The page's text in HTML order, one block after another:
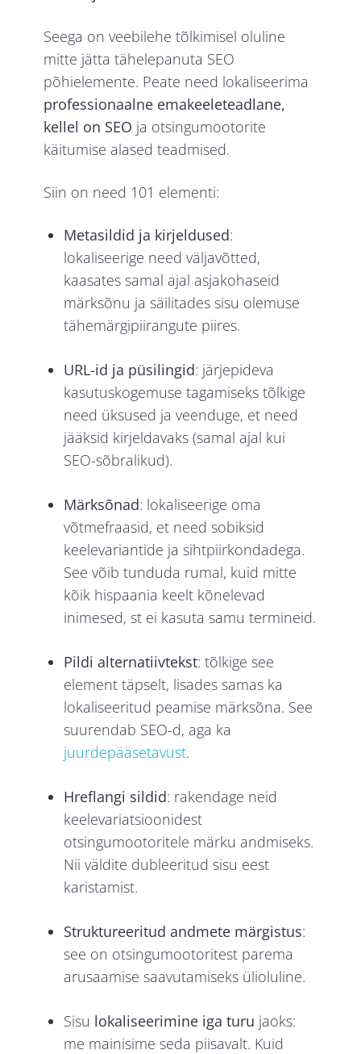
Seega on veebilehe tõlkimisel oluline
mitte jätta tähelepanuta SEO
põhielemente. Peate need lokaliseerima
professionaalne emakeeleteadlane,
kellel on SEO ja otsingumootorite
käitumise alased teadmised.
Siin on need 101 elementi:
Metasildid ja kirjeldused:
lokaliseerige need väljavõtted,
kaasates samal ajal asjakohaseid
märksõnu ja säilitades sisu olemuse
tähemärgipiirangute piires.
URL-id ja püsilingid: järjepideva
kasutuskogemuse tagamiseks tõlkige
need üksused ja veenduge, et need
jääksid kirjeldavaks (samal ajal kui
SEO-sõbralikud).
Märksõnad: lokaliseerige oma
võtmefraasid, et need sobiksid
keelevariantide ja sihtpiirkondadega.
See võib tunduda rumal, kuid mitte
kõik hispaania keelt kõnelevad
inimesed, st ei kasuta samu termineid.
Pildi alternatiivtekst: tõlkige see
element täpselt, lisades samas ka
lokaliseeritud peamise märksõna. See
suurendab SEO-d, aga ka
juurdepääsetavust.
Hreflangi sildid: rakendage neid
keelevariatsioonidest
otsingumootoritele märku andmiseks.
Nii väldite dubleeritud sisu eest
karistamist.
Struktureeritud andmete märgistus:
see on otsingumootoritest parema
arusaamise saavutamiseks ülioluline.
Sisu lokaliseerimine iga turu jaoks:
me mainisime seda piisavalt. Kuid